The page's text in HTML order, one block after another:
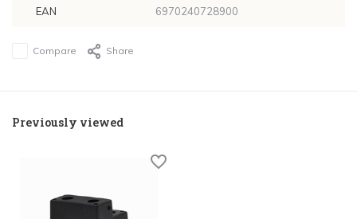
EAN 6970240728900
Compare Share
Previously viewed